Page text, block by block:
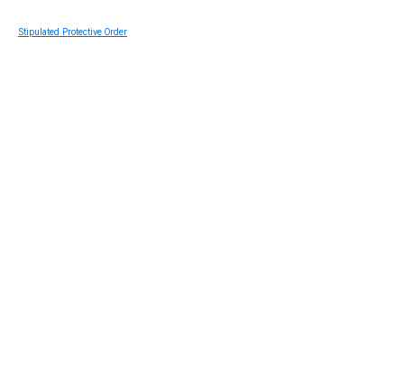
Stipulated Protective Order